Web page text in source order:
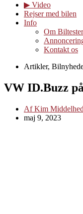
▶︎ Video
Rejser med bilen
Info
Om
Kontakt os
Artikler,
VW ID.Buzz
AfKim
maj 9, 2023